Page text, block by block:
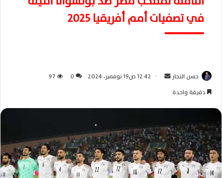
في تصفيات أمم أفريقيا 2025
حسن النجار
ب
ر
ي
د
ا
12:42 ص19 نوفمبر، 2024 0
97
دقيقة واحدة